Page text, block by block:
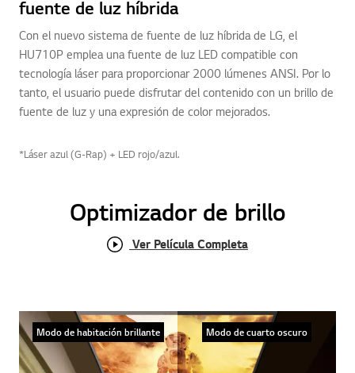
fuente de luz híbrida
Con el nuevo sistema de fuente de luz híbrida de LG, el
HU710P emplea una fuente de luz LED compatible con
tecnología láser para proporcionar 2000 lúmenes ANSI. Por lo
tanto, el usuario puede disfrutar del contenido con un brillo de
fuente de luz y una expresión de color mejorados.
*Láser azul (G-Rap) + LED rojo/azul.
Optimizador de brillo
Ver Película Completa
Modo de habitación brillante Modo de cuarto oscuro